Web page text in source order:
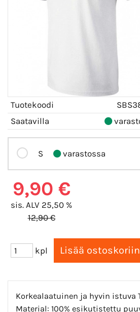
Tuotekoodi
Saatavilla
S varastossa
9,90 €
sis. ALV 25,50 %
12,90 €
kpl
Korkealaatuinen ja hyvin istuva
Material: 100% esikutistettu